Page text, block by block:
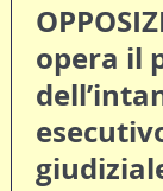
opera il